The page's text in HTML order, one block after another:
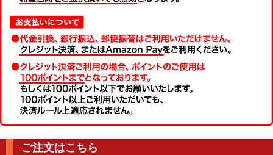
ご注文はこちら